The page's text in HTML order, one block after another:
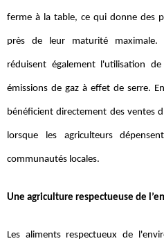
ferme à la table, ce qui donne des
près de leur maturité maximale.
réduisent également l'utilisation
émissions de gaz à effet de serre.
bénéficient directement des ventes
lorsque les agriculteurs
communautés locales.
Une agriculture respectueuse de
Les aliments respectueux de